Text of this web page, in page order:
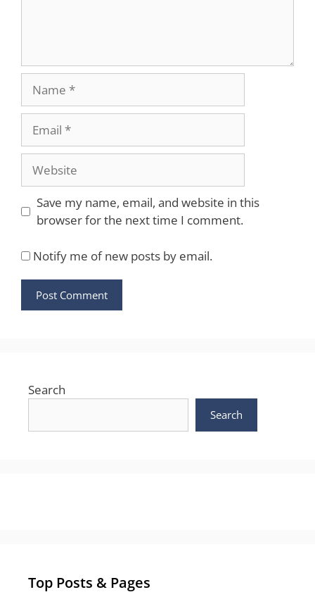
Website
Save my name, email, and website in this
browser for the next time I comment.
Notify me of new posts by email.
Search
Search
Top Posts & Pages